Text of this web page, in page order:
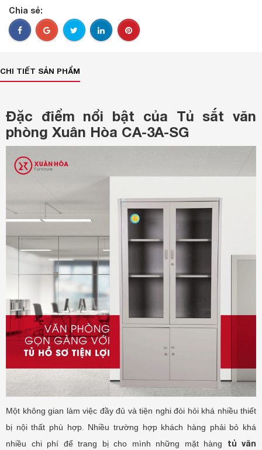
Chia sẻ:
CHI TIẾT SẢN PHẨM
Đặc điểm nổi bật của Tủ sắt văn
phòng Xuân Hòa CA-3A-SG
Một không gian làm việc đầy đủ và tiện nghi đòi hỏi khá nhiều thiết
bị nội thất phù hợp. Nhiều trường hợp khách hàng phải bỏ khá
nhiều chi phí để trang bị cho mình những mặt hàng tủ văn